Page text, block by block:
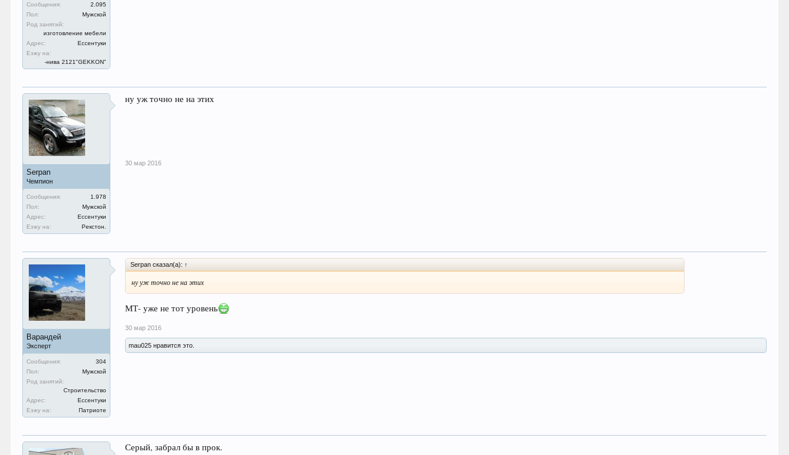
Сообщения:
2.095
Пол:
Мужской
Род занятий:
изготовление мебели
Адрес:
Ессентуки
Езжу на:
-нива 2121"GEKKON"
Serpan
Чемпион
Сообщения:
1.978
Пол:
Мужской
Адрес:
Ессентуки
Езжу на:
Рекстон.
ну уж точно не на этих
30 мар 2016
Варандей
Эксперт
Сообщения:
304
Пол:
Мужской
Род занятий:
Строительство
Адрес:
Ессентуки
Езжу на:
Патриоте
Serpan сказал(а): ↑
ну уж точно не на этих
МТ- уже не тот уровень
30 мар 2016
mau025 нравится это.
Серый, забрал бы в прок.